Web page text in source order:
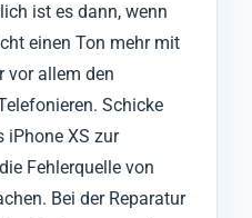
ist es dann, wenn
einen Ton mehr mit
vor allem den
Schicke
iPhone XS zur
Fehlerquelle von
Bei der Reparatur